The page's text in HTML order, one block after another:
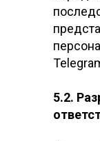
5.2.